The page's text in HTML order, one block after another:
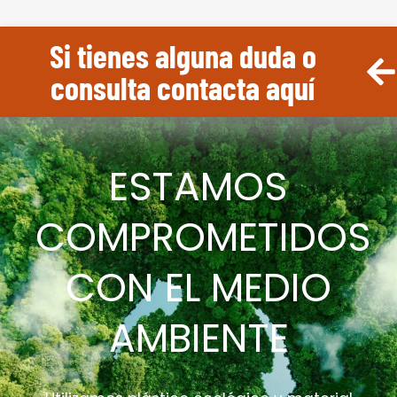
Si tienes alguna duda o
consulta contacta aquí
ESTAMOS
COMPROMETIDOS
CON EL MEDIO
AMBIENTE